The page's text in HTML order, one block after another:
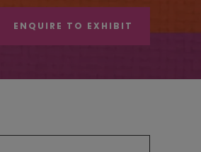
ENQUIRE TO EXHIBIT